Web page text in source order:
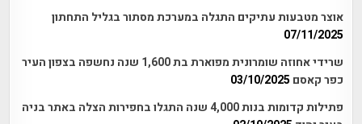
אוצר מטבעות עתיקים התגלה במערכת מסתור בגליל התחתון
07/11/2025
שרידי אחוזה שומרונית מפוארת בת 1,600 שנה נחשפה בצפון העיר
כפר קאסם 03/10/2025
פתילות קדומות בנות 4,000 שנה התגלו בחפירות הצלה באתר בניה